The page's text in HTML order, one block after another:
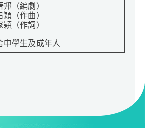
邦（編劇）
穎（作曲）
穎（作詞）
中學生及成年人